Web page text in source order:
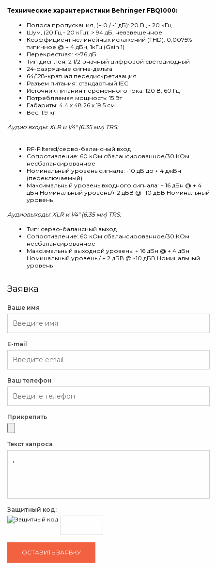
Технические характеристики Behringer FBQ1000:
Полоса пропускания, (+ 0 / -1 дБ): 20 Гц - 20 кГц
Шум, (20 Гц - 20 кГц): > 94 дБ, невзвешенное
Коэффициент нелинейных искажений (THD): 0,0075%
типичное @ + 4 дБн, 1кГц (Gain 1)
Перекрестная: <-76 дБ
Тип дисплея: 2 1/2-значный цифровой светодиодный
24-разрядные сигма-дельта
64/128-кратная передискретизация
Разъем питания: стандартный IEC
Источник питания переменного тока: 120 В, 60 Гц
Потребляемая мощность: 15 Вт
Габариты: 4.4 х 48.26 х 19.5 см
Вес: 1.9 кг
Аудио входы: XLR и 1/4" (6.35 мм) TRS:
RF-Filtered/серво-балансный вход
Сопротивление: 60 кОм сбалансированное/30 КОм
несбалансированное
Номинальный уровень сигнала: -10 дБ до + 4 джБн
(переключаемый)
Максимальный уровень входного сигнала: + 16 дБн @ + 4
дБн Номинальный уровень/+ 2 дБВ @ -10 дБВ Номинальный
уровень
Аудиовыходы: XLR и 1/4" (6,35 мм) TRS:
Тип: серво-балансный выход
Сопротивление: 60 кОм сбалансированное/30 КОм
несбалансированное
Максимальный выходной уровень: + 16 дБн @ + 4 дБн
Номинальный уровень / + 2 дБВ @ -10 дБВ Номинальный
уровень
Заявка
Ваше имя
E-mail
Ваш телефон
Прикрепить
Текст запроса
Защитный код: